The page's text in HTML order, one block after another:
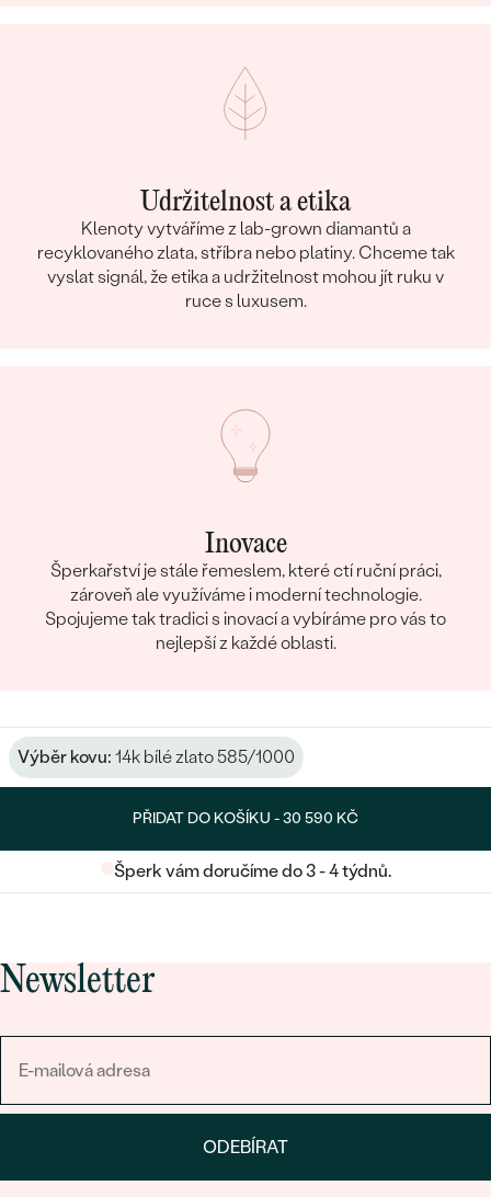
Udržitelnost a etika
Klenoty vytváříme z lab-grown diamantů a
recyklovaného zlata, stříbra nebo platiny. Chceme tak
vyslat signál, že etika a udržitelnost mohou jít ruku v
ruce s luxusem.
Inovace
Šperkařství je stále řemeslem, které ctí ruční práci,
zároveň ale využíváme i moderní technologie.
Spojujeme tak tradici s inovací a vybíráme pro vás to
nejlepší z každé oblasti.
Výběr kovu: 14k bílé zlato 585/1000
PŘIDAT DO KOŠÍKU -30 590 KČ
Šperk vám doručíme do 3 - 4 týdnů.
Newsletter
ODEBÍRAT